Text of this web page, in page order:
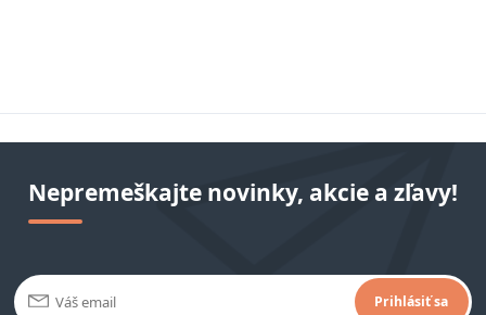
Nepremeškajte novinky, akcie a zľavy!
Prihlásiť sa